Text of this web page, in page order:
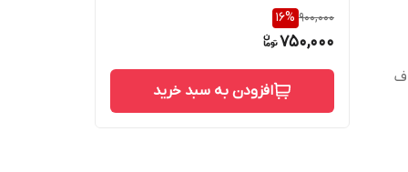
900,000
16%
750,000
افزودن به سبد خرید